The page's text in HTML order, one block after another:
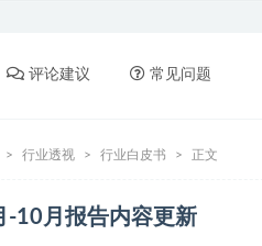
评论建议 常见问题
行业透视 行业白皮书 正文
10月报告内容更新